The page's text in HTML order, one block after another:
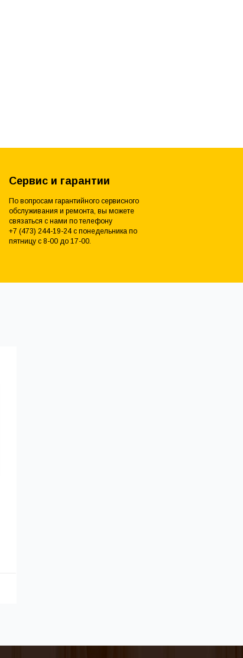
Сервис и гарантии
По вопросам гарантийного сервисного
обслуживания и ремонта, вы можете
связаться с нами по телефону
+7 (473) 244-19-24 с понедельника по
пятницу с 8-00 до 17-00.